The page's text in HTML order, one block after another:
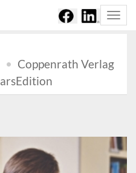
Coppenrath Verlag
arsEdition